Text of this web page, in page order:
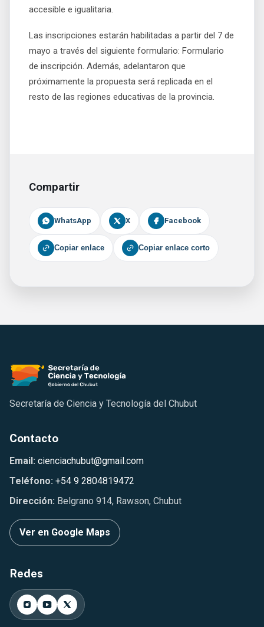
accesible e igualitaria.
Las inscripciones estarán habilitadas a partir del 7 de
mayo a través del siguiente formulario: Formulario
de inscripción . Además, adelantaron que
próximamente la propuesta será replicada en el
resto de las regiones educativas de la provincia.
Compartir
WhatsApp X Facebook
Copiar enlace Copiar enlace corto
Secretaría de Ciencia y Tecnología del Chubut
Contacto
Email: cienciachubut@gmail.com
Teléfono: +54 9 2804819472
Dirección: Belgrano 914, Rawson, Chubut
Ver en Google Maps
Redes